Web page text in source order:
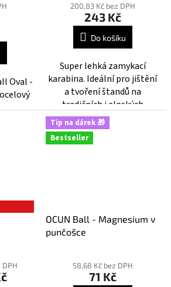
Oval -
200,83 Kč bez DPH
243 Kč
Do košíku
Super lehká zamykací
karabina. Ideální pro jištění
a tvoření štandů na
tradičních i alpských
výstupech.
DPH
Tip na dárek 🎁
Bestseller
OCUN Ball - Magnesium v
punčošce
hodnocení58,68 Kč bez DPH
71 Kč